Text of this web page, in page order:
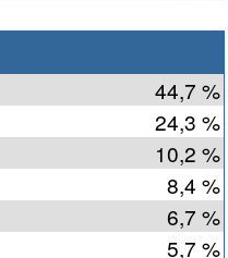
44,7 %
24,3 %
10,2 %
8,4 %
6,7 %
5,7 %